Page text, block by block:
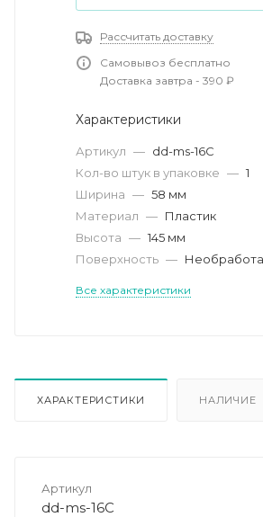
Рассчитать доставку
Самовывоз бесплатно
Доставка завтра - 390 ₽
Характеристики
Артикул — dd-ms-16C
Кол-во штук в упаковке — 1
Ширина — 58 мм
Материал — Пластик
Высота — 145 мм
Поверхность —
Все характеристики
ХАРАКТЕРИСТИКИ НАЛИЧИЕ
Артикул
dd-ms-16C